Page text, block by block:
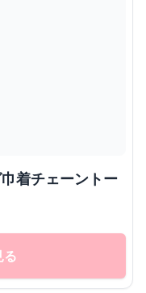
着チェーントー
る